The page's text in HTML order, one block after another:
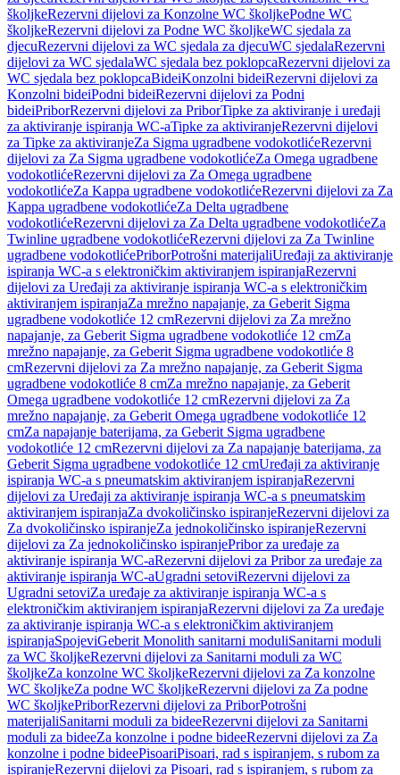
školjkeRezervni dijelovi za Konzolne WC školjkePodne WC
školjkeRezervni dijelovi za Podne WC školjkeWC sjedala za
djecuRezervni dijelovi za WC sjedala za djecuWC sjedalaRezervni
dijelovi za WC sjedalaWC sjedala bez poklopcaRezervni dijelovi za
WC sjedala bez poklopcaBideiKonzolni bideiRezervni dijelovi za
Konzolni bideiPodni bideiRezervni dijelovi za Podni
bideiPriborRezervni dijelovi za PriborTipke za aktiviranje i uređaji
za aktiviranje ispiranja WC-aTipke za aktiviranjeRezervni dijelovi
za Tipke za aktiviranjeZa Sigma ugradbene vodokotlićeRezervni
dijelovi za Za Sigma ugradbene vodokotlićeZa Omega ugradbene
vodokotlićeRezervni dijelovi za Za Omega ugradbene
vodokotlićeZa Kappa ugradbene vodokotlićeRezervni dijelovi za Za
Kappa ugradbene vodokotlićeZa Delta ugradbene
vodokotlićeRezervni dijelovi za Za Delta ugradbene vodokotlićeZa
Twinline ugradbene vodokotlićeRezervni dijelovi za Za Twinline
ugradbene vodokotlićePriborPotrošni materijaliUređaji za aktiviranje
ispiranja WC-a s elektroničkim aktiviranjem ispiranjaRezervni
dijelovi za Uređaji za aktiviranje ispiranja WC-a s elektroničkim
aktiviranjem ispiranjaZa mrežno napajanje, za Geberit Sigma
ugradbene vodokotliće 12 cmRezervni dijelovi za Za mrežno
napajanje, za Geberit Sigma ugradbene vodokotliće 12 cmZa
mrežno napajanje, za Geberit Sigma ugradbene vodokotliće 8
cmRezervni dijelovi za Za mrežno napajanje, za Geberit Sigma
ugradbene vodokotliće 8 cmZa mrežno napajanje, za Geberit
Omega ugradbene vodokotliće 12 cmRezervni dijelovi za Za
mrežno napajanje, za Geberit Omega ugradbene vodokotliće 12
cmZa napajanje baterijama, za Geberit Sigma ugradbene
vodokotliće 12 cmRezervni dijelovi za Za napajanje baterijama, za
Geberit Sigma ugradbene vodokotliće 12 cmUređaji za aktiviranje
ispiranja WC-a s pneumatskim aktiviranjem ispiranjaRezervni
dijelovi za Uređaji za aktiviranje ispiranja WC-a s pneumatskim
aktiviranjem ispiranjaZa dvokoličinsko ispiranjeRezervni dijelovi za
Za dvokoličinsko ispiranjeZa jednokoličinsko ispiranjeRezervni
dijelovi za Za jednokoličinsko ispiranjePribor za uređaje za
aktiviranje ispiranja WC-aRezervni dijelovi za Pribor za uređaje za
aktiviranje ispiranja WC-aUgradni setoviRezervni dijelovi za
Ugradni setoviZa uređaje za aktiviranje ispiranja WC-a s
elektroničkim aktiviranjem ispiranjaRezervni dijelovi za Za uređaje
za aktiviranje ispiranja WC-a s elektroničkim aktiviranjem
ispiranjaSpojeviGeberit Monolith sanitarni moduliSanitarni moduli
za WC školjkeRezervni dijelovi za Sanitarni moduli za WC
školjkeZa konzolne WC školjkeRezervni dijelovi za Za konzolne
WC školjkeZa podne WC školjkeRezervni dijelovi za Za podne
WC školjkePriborRezervni dijelovi za PriborPotrošni
materijaliSanitarni moduli za bideeRezervni dijelovi za Sanitarni
moduli za bideeZa konzolne i podne bideeRezervni dijelovi za Za
konzolne i podne bideePisoariPisoari, rad s ispiranjem, s rubom za
ispiranjeRezervni dijelovi za Pisoari, rad s ispiranjem, s rubom za